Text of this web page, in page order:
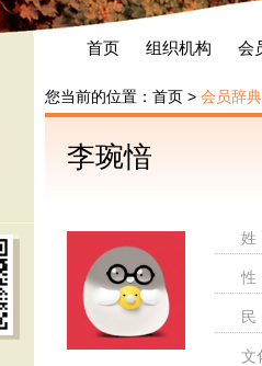
首页 组织机构 会
您当前的位置： 首页 > 会员辞典
李琬愔
文